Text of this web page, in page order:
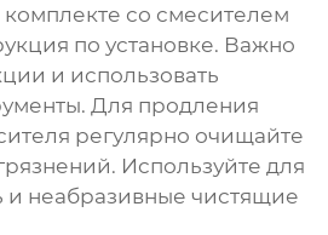
комплекте со смесителем
по установке. Важно
и использовать
Для продления
регулярно очищайте
Используйте для
и неабразивные чистящие